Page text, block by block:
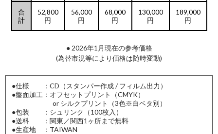
合
計
52,800
円
56,000
円
68,000
円
130,000
円
189,000
円
● 2026年1月現在の参考価格
(為替市況等により価格は随時変動)
●仕様 ：CD（スタンパー作成 / フィルム出力）
●盤面加工：オフセットプリント（CMYK）
or シルクプリント（3色※白ベタ別）
●包装 ：シュリンク（100枚入）
●送料 ：関東／関西1ヶ所まで無料
●生産地 ：TAIWAN